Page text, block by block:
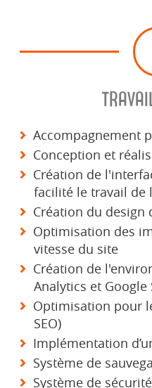
Accompagnement
Conception et
Création de
facilité le travail de
Création du design
Optimisation des
vitesse du site
Création de
Analytics et Google
Optimisation pour
SEO)
Implémentation
Système de
Système de